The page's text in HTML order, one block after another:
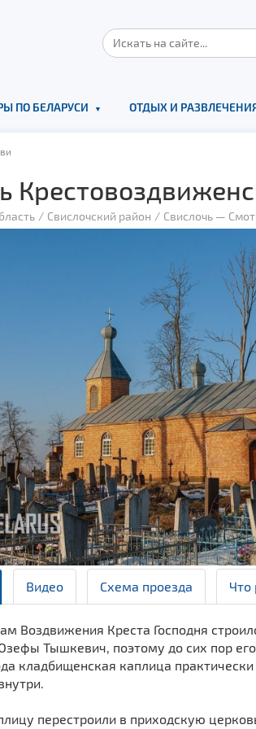
ПО БЕЛАРУСИ ОТДЫХ И
Свислочский район Свислочь—
Видео Схема проезда Что
Воздвижения Креста Господня
Тышкевич, поэтому до сих пор
кладбищенская каплица
перестроили в приходскую